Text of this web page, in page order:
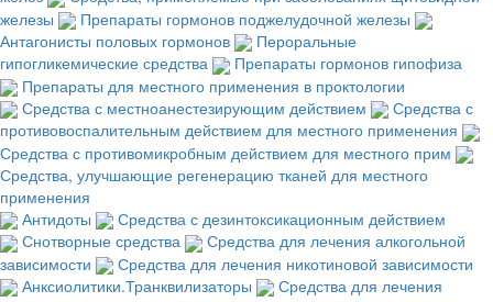
железы
Препараты гормонов поджелудочной железы
Антагонисты половых гормонов
Пероральные
гипогликемические средства
Препараты гормонов гипофиза
Препараты для местного применения в проктологии
Средства с местноанестезирующим действием
Средства с
противовоспалительным действием для местного применения
Средства с противомикробным действием для местного прим
Средства, улучшающие регенерацию тканей для местного
применения
Антидоты
Средства с дезинтоксикационным действием
Снотворные средства
Средства для лечения алкогольной
зависимости
Средства для лечения никотиновой зависимости
Анксиолитики.Транквилизаторы
Средства для лечения